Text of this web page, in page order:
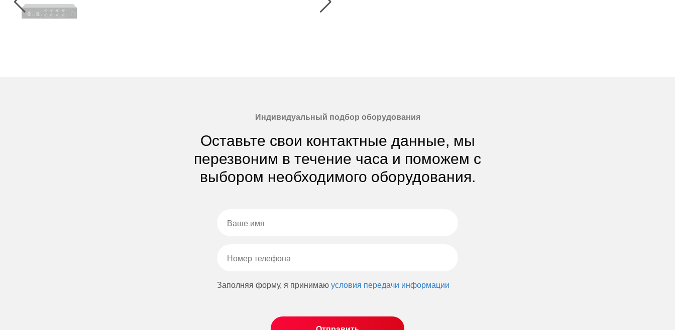
Индивидуальный подбор оборудования
Оставьте свои контактные данные, мы
перезвоним в течение часа и поможем с
выбором необходимого оборудования.
Заполняя форму, я принимаю условия передачи информации